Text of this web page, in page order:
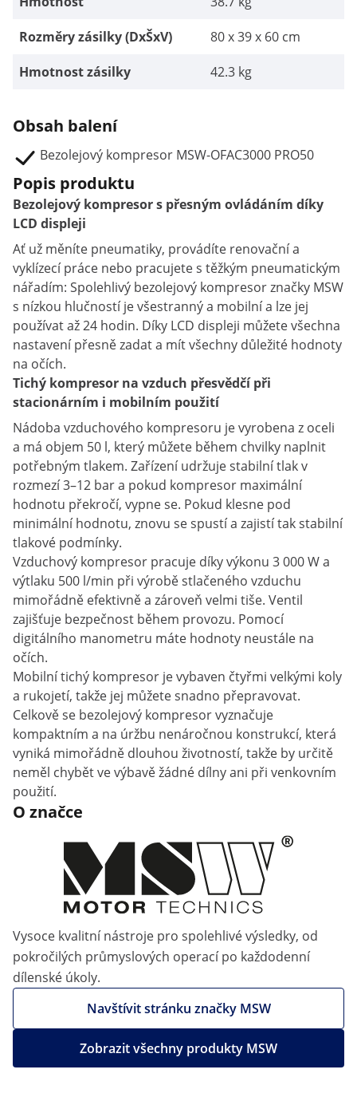
Rozměry zásilky (DxŠxV)
80 x 39 x 60 cm
Hmotnost zásilky
42.3 kg
Obsah balení
Bezolejový kompresor MSW-OFAC3000 PRO50
Popis produktu
Bezolejový kompresor s přesným ovládáním díky
LCD displeji
Ať už měníte pneumatiky, provádíte renovační a
vyklízecí práce nebo pracujete s těžkým pneumatickým
nářadím: Spolehlivý bezolejový kompresor značky MSW
s nízkou hlučností je všestranný a mobilní a lze jej
používat až 24 hodin. Díky LCD displeji můžete všechna
nastavení přesně zadat a mít všechny důležité hodnoty
na očích.
Tichý kompresor na vzduch přesvědčí při
stacionárním i mobilním použití
Nádoba vzduchového kompresoru je vyrobena z oceli
a má objem 50 l, který můžete během chvilky naplnit
potřebným tlakem. Zařízení udržuje stabilní tlak v
rozmezí 3–12 bar a pokud kompresor maximální
hodnotu překročí, vypne se. Pokud klesne pod
minimální hodnotu, znovu se spustí a zajistí tak stabilní
tlakové podmínky.
Vzduchový kompresor pracuje díky výkonu 3 000 W a
výtlaku 500 l/min při výrobě stlačeného vzduchu
mimořádně efektivně a zároveň velmi tiše. Ventil
zajišťuje bezpečnost během provozu. Pomocí
digitálního manometru máte hodnoty neustále na
očích.
Mobilní tichý kompresor je vybaven čtyřmi velkými koly
a rukojetí, takže jej můžete snadno přepravovat.
Celkově se bezolejový kompresor vyznačuje
kompaktním a na úržbu nenáročnou konstrukcí, která
vyniká mimořádně dlouhou životností, takže by určitě
neměl chybět ve výbavě žádné dílny ani při venkovním
použití.
O značce
Vysoce kvalitní nástroje pro spolehlivé výsledky, od
pokročilých průmyslových operací po každodenní
dílenské úkoly.
Navštívit stránku značky MSW
Zobrazit všechny produkty MSW